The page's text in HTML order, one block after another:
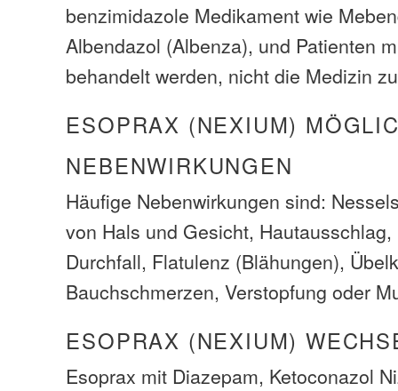
benzimidazole Medikament wie
Albendazol (Albenza), und Patienten
behandelt werden, nicht die Medizin
ESOPRAX (NEXIUM)
NEBENWIRKUNGEN
Häufige Nebenwirkungen sind:
von Hals und Gesicht,
Durchfall, Flatulenz (Blähungen),
Bauchschmerzen, Verstopfung oder
ESOPRAX (NEXIUM)
Esoprax mit Diazepam, Ketoconazol